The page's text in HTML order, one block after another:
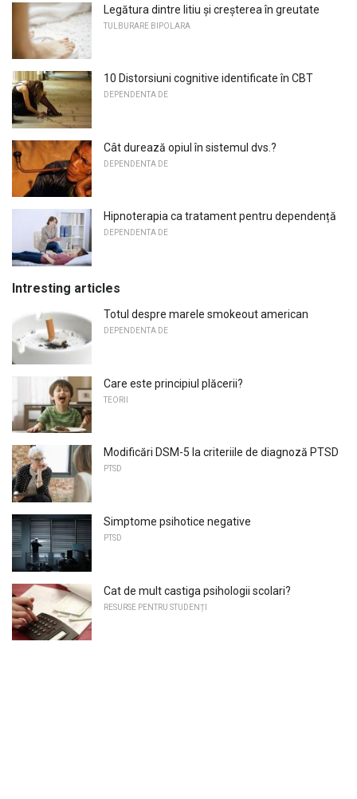
Legătura dintre litiu și creșterea în greutate
TULBURARE BIPOLARA
10 Distorsiuni cognitive identificate în CBT
DEPENDENTA DE
Cât durează opiul în sistemul dvs.?
DEPENDENTA DE
Hipnoterapia ca tratament pentru dependență
DEPENDENTA DE
Intresting articles
Totul despre marele smokeout american
DEPENDENTA DE
Care este principiul plăcerii?
TEORII
Modificări DSM-5 la criteriile de diagnoză PTSD
PTSD
Simptome psihotice negative
PTSD
Cat de mult castiga psihologii scolari?
RESURSE PENTRU STUDENȚI